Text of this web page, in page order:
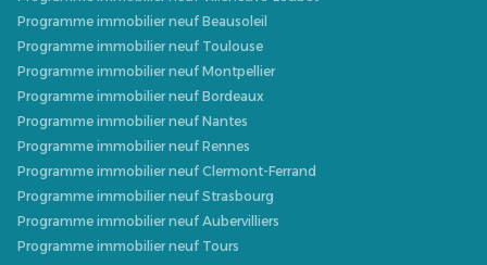
Programme immobilier neuf Beausoleil
Programme immobilier neuf Toulouse
Programme immobilier neuf Montpellier
Programme immobilier neuf Bordeaux
Programme immobilier neuf Nantes
Programme immobilier neuf Rennes
Programme immobilier neuf Clermont-Ferrand
Programme immobilier neuf Strasbourg
Programme immobilier neuf Aubervilliers
Programme immobilier neuf Tours